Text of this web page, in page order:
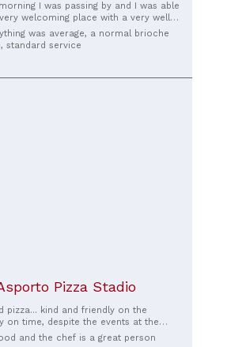
I was passing by and I was able
welcoming place with a very well
was average, a normal brioche
standard service
Pizza Stadio
pizza... kind and friendly on the
on time, despite the events at the
and the chef is a great person